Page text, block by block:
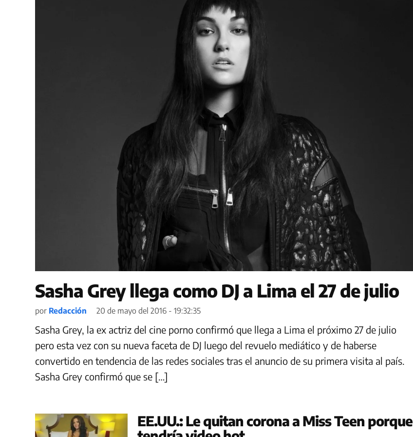
Sasha Grey llega como DJ a Lima el 27 de julio
por Redacción 20 de mayo del 2016 - 19:32:35
Sasha Grey, la ex actriz del cine porno confirmó que llega a Lima el próximo 27 de julio
pero esta vez con su nueva faceta de DJ luego del revuelo mediático y de haberse
convertido en tendencia de las redes sociales tras el anuncio de su primera visita al país.
Sasha Grey confirmó que se […]
EE.UU.: Le quitan corona a Miss Teen porque